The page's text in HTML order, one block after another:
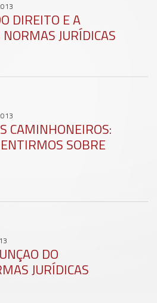
DIREITO E A
JURÍDICAS
CAMINHONEIROS:
SOBRE
DO
JURÍDICAS